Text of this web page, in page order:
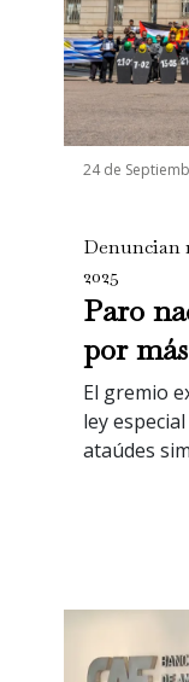
24 de
Denuncian
2025
Paro
por
El gremio
ley
ataúdes